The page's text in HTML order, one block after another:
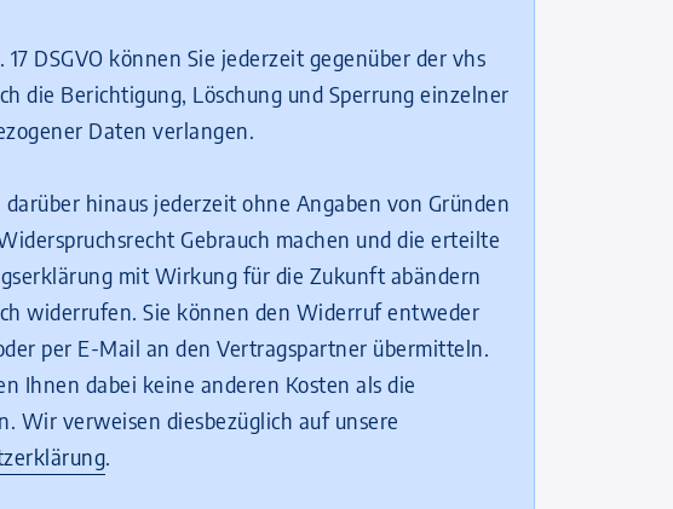
DSGVO können Sie jederzeit gegenüber der vhs
die Berichtigung, Löschung und Sperrung einzelner
Daten verlangen.
hinaus jederzeit ohne Angaben von Gründen
Gebrauch machen und die erteilte
mit Wirkung für die Zukunft abändern
widerrufen. Sie können den Widerruf entweder
per E-Mail an den Vertragspartner übermitteln.
Ihnen dabei keine anderen Kosten als die
Wir verweisen diesbezüglich auf unsere
.